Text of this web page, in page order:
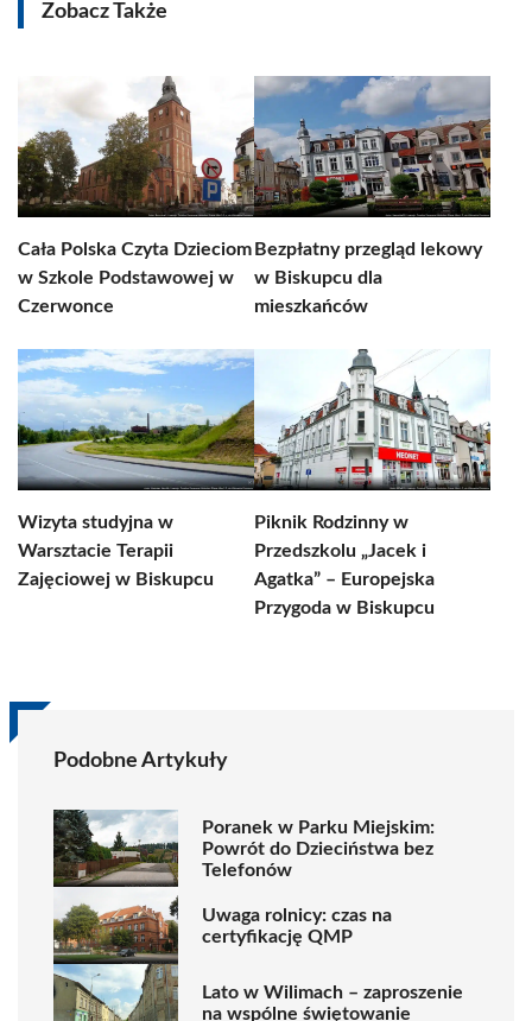
Zobacz Także
Cała Polska Czyta Dzieciom
w Szkole Podstawowej w
Czerwonce
Bezpłatny przegląd lekowy
w Biskupcu dla
mieszkańców
Wizyta studyjna w
Warsztacie Terapii
Zajęciowej w Biskupcu
Piknik Rodzinny w
Przedszkolu „Jacek i
Agatka” – Europejska
Przygoda w Biskupcu
Podobne Artykuły
Poranek w Parku Miejskim:
Powrót do Dzieciństwa bez
Telefonów
Uwaga rolnicy: czas na
certyfikację QMP
Lato w Wilimach – zaproszenie
na wspólne świętowanie